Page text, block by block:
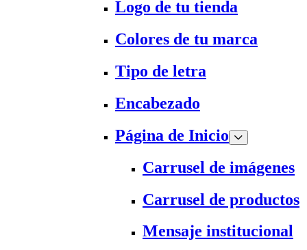
Logo de tu tienda
Colores de tu marca
Tipo de letra
Encabezado
Página de Inicio
Carrusel de imágenes
Carrusel de productos
Mensaje institucional